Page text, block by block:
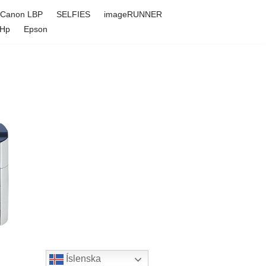
Canon LBP SELFIES
imageRUNNER
Epson
Íslenska